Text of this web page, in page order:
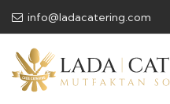
info@ladacatering.com